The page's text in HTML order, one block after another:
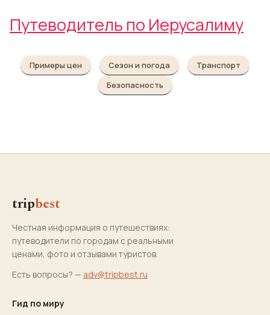
Путеводитель по Иерусалиму
Примеры цен Сезон и погода
Транспорт
Безопасность
tripbest
Честная информация о путешествиях:
путеводители по городам с реальными
ценами, фото и отзывами туристов.
Есть вопросы? — adv@tripbest.ru
Гид по миру